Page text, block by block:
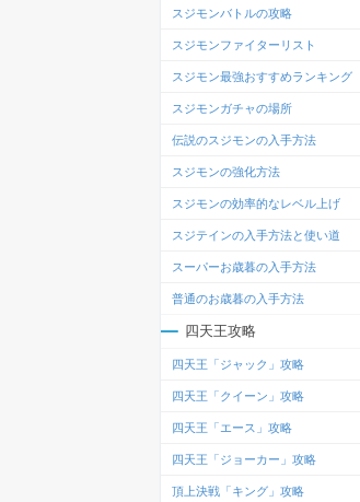
スジモンバトルの攻略
スジモンファイターリスト
スジモン最強おすすめランキング
スジモンガチャの場所
伝説のスジモンの入手方法
スジモンの強化方法
スジモンの効率的なレベル上げ
スジテインの入手方法と使い道
スーパーお歳暮の入手方法
普通のお歳暮の入手方法
四天王攻略
四天王「ジャック」攻略
四天王「クイーン」攻略
四天王「エース」攻略
四天王「ジョーカー」攻略
頂上決戦「キング」攻略